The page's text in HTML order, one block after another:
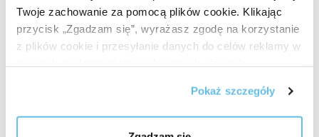
Twoje zachowanie za pomocą plików cookie. Klikając
przycisk „Zgadzam się”, wyrażasz zgodę na korzystanie
z plików cookie i przesyłanie danych do celów reklamy w
Pokaż szczegóły